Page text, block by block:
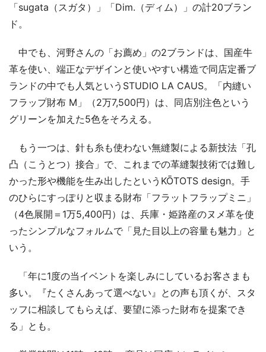
「sugata（スガタ）」「Dim.（ディム）」の計20ブラン
ド。
中でも、河野さんの「お薦め」の2ブランドは、国産牛
革を使い、端正なデザインと使いやすい構造で同店定番ブ
ランドの中でも人気というSTUDIO LA CAUS。「内縫い
フラップ財布 M」（2万7,500円）は、同店別注色という
グリーンを加えた5色をそろえる。
もう一つは、針も糸も使わない無縫製による新技法「孔
凸（こうとつ）接合」で、これまでの革縫製技術では難し
かった形や機能を生み出したというKŌTOTS design。手
のひらにすっぽりと収まる財布「フラットフラップミニ」
（4色展開＝1万5,400円）は、兵庫・姫路産のヌメ革を使
ったシンプルなフォルムで「見た目以上の容量も魅力」と
いう。
「年に1度の当イベントを楽しみにしているお客さまも
多い。『たくさんあって選べない』との声も頂くが、スタ
ッフに相談してもらえば、要望に添った財布を提案でき
る」とも。